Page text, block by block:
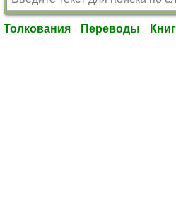
Толкования Переводы